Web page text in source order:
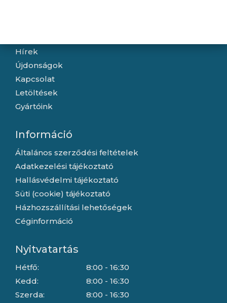
Hírek
Újdonságok
Kapcsolat
Letöltések
Gyártóink
Információ
Általános szerződési feltételek
Adatkezelési tájékoztató
Hallásvédelmi tájékoztató
Süti (cookie) tájékoztató
Házhozszállítási lehetőségek
Céginformáció
Nyitvatartás
Hétfő:
Kedd:
Szerda:
8:00 - 16:30
8:00 - 16:30
8:00 - 16:30